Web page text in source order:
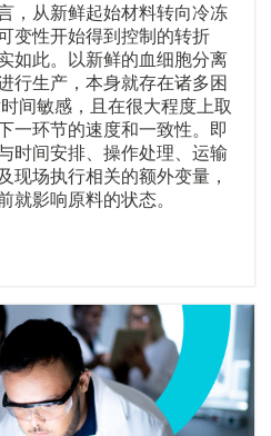
，从新鲜起始材料转向冷冻
变性开始得到控制的转折
如此。以新鲜的血细胞分离
行生产，本身就存在诸多困
间敏感，且在很大程度上取
一环节的速度和一致性。即
时间安排、操作处理、运输
现场执行相关的额外变量，
就影响原料的状态。